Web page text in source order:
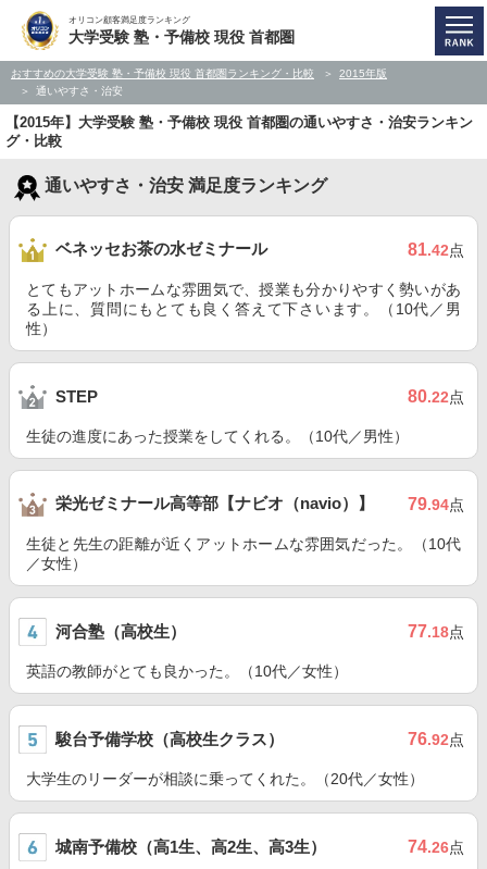
オリコン顧客満足度ランキング
大学受験 塾・予備校 現役 首都圏
おすすめの大学受験 塾・予備校 現役 首都圏ランキング・比較
2015年版
通いやすさ・治安
【2015年】大学受験 塾・予備校 現役 首都圏の通いやすさ・治安ランキン
グ・比較
通いやすさ・治安 満足度ランキング
ベネッセお茶の水ゼミナール 81.42点
とてもアットホームな雰囲気で、授業も分かりやすく勢いがあ
る上に、質問にもとても良く答えて下さいます。（10代／男
性）
STEP 80.22点
生徒の進度にあった授業をしてくれる。（10代／男性）
栄光ゼミナール高等部【ナビオ（navio）】 79.94点
生徒と先生の距離が近くアットホームな雰囲気だった。（10代
／女性）
河合塾（高校生） 77.18点
英語の教師がとても良かった。（10代／女性）
駿台予備学校（高校生クラス） 76.92点
大学生のリーダーが相談に乗ってくれた。（20代／女性）
城南予備校（高1生、高2生、高3生） 74.26点